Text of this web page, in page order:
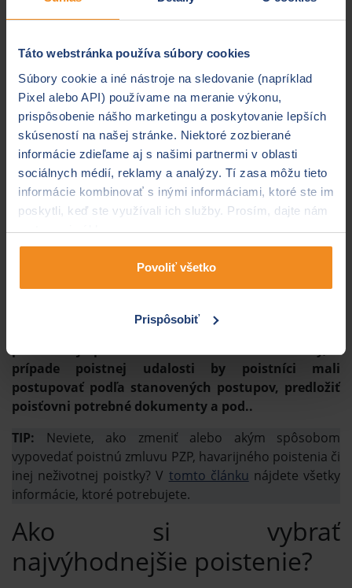
Táto webstránka používa súbory cookies
Súbory cookie a iné nástroje na sledovanie (napríklad
Pixel alebo API) používame na meranie výkonu,
prispôsobenie nášho marketingu a poskytovanie lepších
skúseností na našej stránke. Niektoré zozbierané
informácie zdieľame aj s našimi partnermi v oblasti
sociálnych médií, reklamy a analýzy. Tí zasa môžu tieto
informácie kombinovať s inými informáciami, ktoré ste im
poskytli, keď ste využívali ich služby. Prosím, dajte nám
na to svoj súhlas.
Povoliť všetko
Prispôsobiť
chrániť, nie zvýhodňovať
Vyššie sme vám vysvetlili, že pravidlá, ktoré sú
definované v tejto smernici, majú spotrebiteľov
predovšetkým chrániťpred nekalými praktikami.
Zároveň majú pomôcť tomu, aby si kúpili taký produkt,
ktorý spĺňa ich požiadavky. Je však dôležité
poznamenať, že ako poisťovne, tak aj klienti majú nielen
svoje práva, ale aj povinnosti a musia dodržiavať
určité podmienky.Niektoré sú dané zákonom, iné
poistných podmienkach. Klienti sa môžu spoľahnúť na
to, že sú z hľadiska práva chránené ich záujmy. Musia
však rešpektovať pravidlá, s ktorými súhlasili pri
uzatvorení poistnej zmluvy. Napríklad pri
prípade poistnej udalosti by poistníci mali
postupovať podľa stanovených postupov, predložiť
poisťovni potrebné dokumenty a pod..
TIP: Neviete, ako zmeniť alebo akým spôsobom
vypovedať poistnú zmluvu PZP, havarijného poistenia či
inej neživotnej poistky? V tomto článku nájdete všetky
informácie, ktoré potrebujete.
Ako si vybrať
najvýhodnejšie poistenie?